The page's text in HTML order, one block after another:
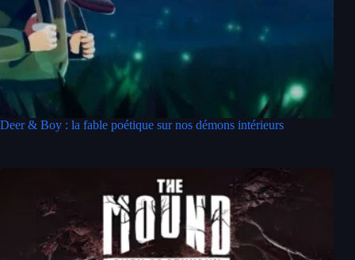
Deer & Boy : la fable poétique sur nos démons intérieurs